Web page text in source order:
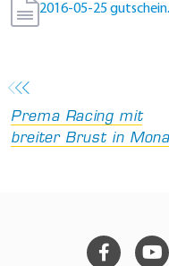
2016-05-25
Prema Racing mit
breiter Brust in